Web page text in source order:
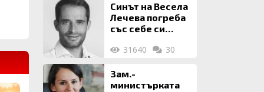
Синът на Весела
Лечева погреба
със себе си
млн. евро
31640 30
Зам.-
министърката